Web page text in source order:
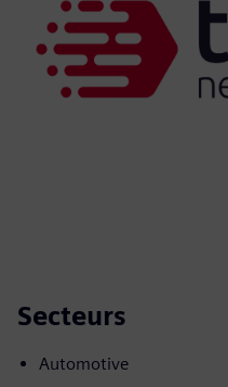
Secteurs
Automotive